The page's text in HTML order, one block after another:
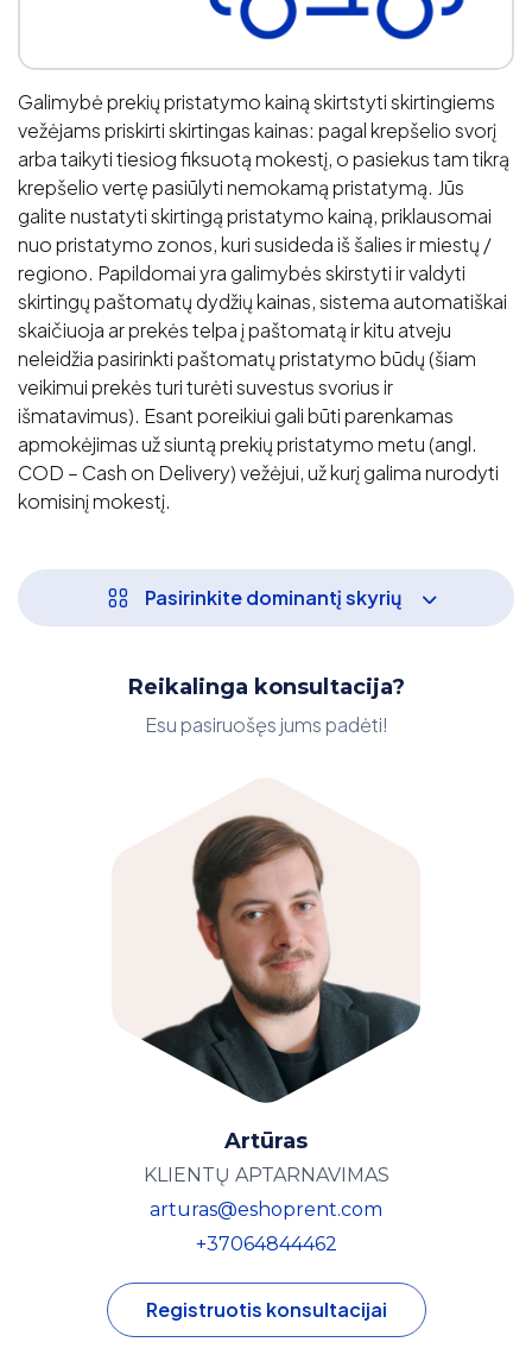
Galimybė prekių pristatymo kainą skirtstyti skirtingiems
vežėjams priskirti skirtingas kainas: pagal krepšelio svorį
arba taikyti tiesiog fiksuotą mokestį, o pasiekus tam tikrą
krepšelio vertę pasiūlyti nemokamą pristatymą. Jūs
galite nustatyti skirtingą pristatymo kainą, priklausomai
nuo pristatymo zonos, kuri susideda iš šalies ir miestų /
regiono. Papildomai yra galimybės skirstyti ir valdyti
skirtingų paštomatų dydžių kainas, sistema automatiškai
skaičiuoja ar prekės telpa į paštomatą ir kitu atveju
neleidžia pasirinkti paštomatų pristatymo būdų (šiam
veikimui prekės turi turėti suvestus svorius ir
išmatavimus). Esant poreikiui gali būti parenkamas
apmokėjimas už siuntą prekių pristatymo metu (angl.
COD – Cash on Delivery) vežėjui, už kurį galima nurodyti
komisinį mokestį.
Pasirinkite dominantį skyrių
Reikalinga konsultacija?
Esu pasiruošęs jums padėti!
Artūras
KLIENTŲ APTARNAVIMAS
arturas@eshoprent.com
+37064844462
Registruotis konsultacijai